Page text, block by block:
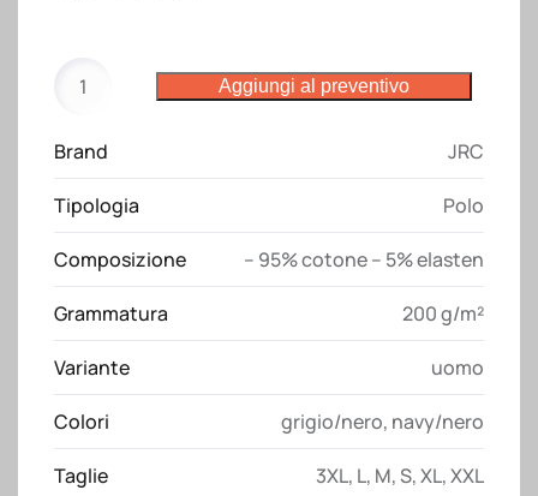
Chicago
quantità
Aggiungi al preventivo
Brand JRC
Tipologia Polo
Composizione – 95% cotone – 5% elasten
Grammatura 200 g/m²
Variante uomo
Colori grigio/nero, navy/nero
Taglie 3XL, L, M,S,XL,XXL